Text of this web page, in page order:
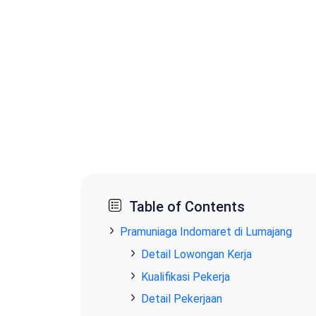
Table of Contents
Pramuniaga Indomaret di Lumajang
Detail Lowongan Kerja
Kualifikasi Pekerja
Detail Pekerjaan